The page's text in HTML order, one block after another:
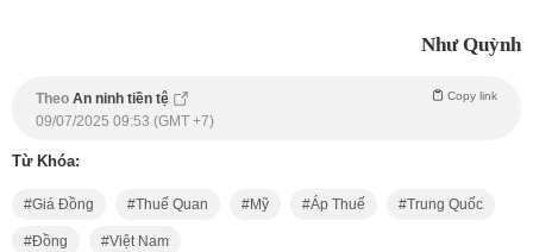
Như Quỳnh
Theo An ninh tiền tệ Copy link
09/07/2025 09:53 (GMT +7)
Từ Khóa:
Giá Đồng Thuế Quan Mỹ Áp Thuế Trung Quốc
Đồng Việt Nam